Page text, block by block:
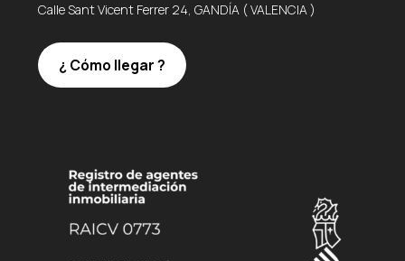
Calle Sant Vicent Ferrer 24, GANDÍA ( VALENCIA )
¿ Cómo llegar ?